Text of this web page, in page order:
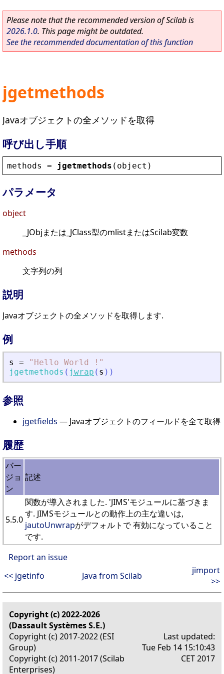
Please note that the recommended version of Scilab is
2026.1.0. This page might be outdated.
See the recommended documentation of this function
jgetmethods
Javaオブジェクトの全メソッドを取得
呼び出し手順
methods = jgetmethods ( object )
パラメータ
object
_JObjまたは_JClass型のmlistまたはScilab変数
methods
文字列の列
説明
Javaオブジェクトの全メソッドを取得します.
例
s = " Hello World ! "
jgetmethods ( jwrap ( s ) )
参照
jgetfields — Javaオブジェクトのフィールドを全て取得
履歴
バー
ジョ
ン
記述
5.5.0
関数が導入されました. 'JIMS'モジュールに基づきま
す. JIMSモジュールとの動作上の主な違いは,
jautoUnwrapがデフォルトで 有効になっていること
です.
Report an issue
<< jgetinfo
Java from Scilab
jimport
>>
Copyright (c) 2022-2026
(Dassault Systèmes S.E.)
Copyright (c) 2017-2022 (ESI
Group)
Copyright (c) 2011-2017 (Scilab
Enterprises)
Last updated:
Tue Feb 14 15:10:43
CET 2017